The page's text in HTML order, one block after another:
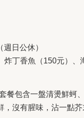
日公休）
丁香魚（150元）、
餐包含一盤清燙鮮蚵
沒有腥味，沾一點